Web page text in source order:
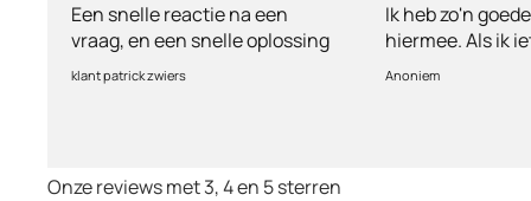
Een snelle reactie na een
vraag, en een snelle oplossing
klant patrick zwiers
Ik heb zo'n
hiermee. Als ik
vul ik een
Anoniem
Onze reviews met 3, 4 en 5 sterren